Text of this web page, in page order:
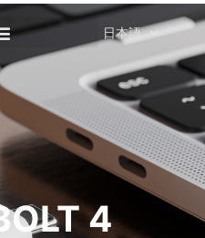
日本語
4